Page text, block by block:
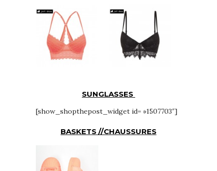
SUNGLASSES
[show_shopthepost_widget id= »1507703″]
BASKETS //CHAUSSURES